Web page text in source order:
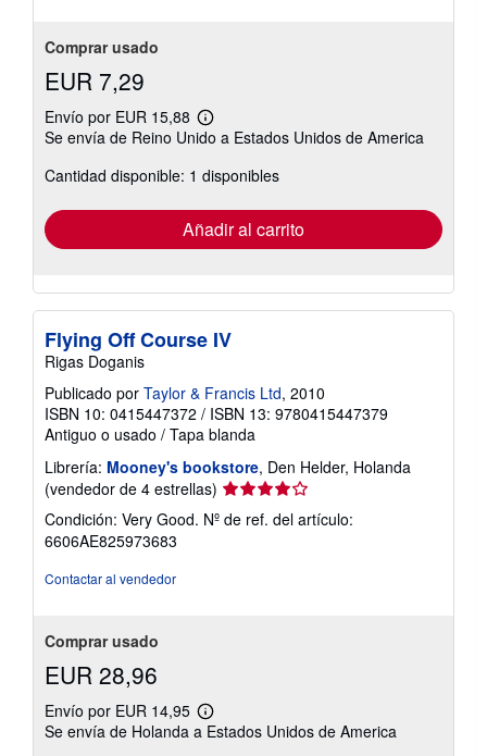
Comprar usado
EUR 7,29
Envío por EUR 15,88
Más
información
las
tarifas
envío
Se envía de Reino Unido a Estados Unidos de America
Cantidad disponible: 1 disponibles
Añadir al carrito
Flying Off Course IV
Rigas Doganis
Publicado por Taylor & Francis Ltd, 2010
ISBN 10: 0415447372 / ISBN 13: 9780415447379
Antiguo o usado / Tapa blanda
Librería: Mooney's bookstore, Den Helder, Holanda
(vendedor de 4 estrellas) Calificación
del
vendedor:
Condición: Very Good. Nº de ref. del artículo:
6606AE825973683
Contactar al vendedor
Comprar usado
EUR 28,96
Envío por EUR 14,95
Más
información
Se envía de Holanda a Estados Unidos de America